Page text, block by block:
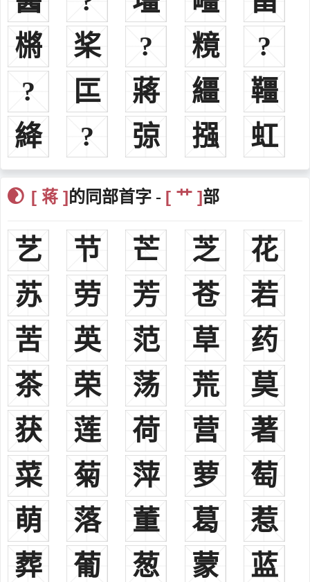
兴，山以东，杨巷、官林一带，不久任婺州刺史。
蒋济扬州楚国平阿，魏关内侯，升迁为太尉
蒋孟冀州刺史。蒋澄长子
蒋直南阳刺史，蒋澄次子
蒋休丹阳刺史。蒋澄三子
蒋政荆南刺史。蒋澄四子
蒋元兖州刺史。蒋澄，五子
蒋子文广陵人，为秣陵尉，并将钟山改名蒋山。
蒋钦九江寿春人也。迁西部都尉，讨越中郎将，迁荡寇将军，召
蒋琬东汉末年，东汉末年零陵郡人，蜀汉进尚书令，迁大将军，
录尚书事，后封为安阳亭侯，接替诸葛亮为丞相。，[5]
蒋少游乐安博昌人。官至前将军、将作大匠，死后赠龙骧将军、
青州刺史
蒋恭刘宋曾任台州刺史。
蒋升南北朝，北周，楚国平阿人。官至东骑大将军、河东郡守
蒋隽唐朝，北洲，官至王府从事中郎、赵兴郡
蒋镇常州义兴人。官至左拾遗、司封员外郎
蒋冽历任礼、吏、户部侍郎，官终尚书左臣。
蒋防江苏义兴人，历官右拾遗，司封员外郎，谏议大夫，右补
阕，加翰林学士，中书舍人。贬汀州刺史，连州刺史，大和二年任袁
州刺史。
蒋乂唐朝，任太常院修撰，贞元中任右拾遗，起居舍人，司勋员
蒋偕唐朝，蒋乂三子，以父荫历任右拾遗，补阕，主客郎中兼史
馆修撰，累任太长少卿，州官等。
蒋伸今宜兴芳庄镇五牧村人，曾任户部侍郎、兵部侍郎。任中书
侍郎，兼兵部尚书。拜为同中书门下平章事。兼刑部尚书、任河中节
㯍
桨 ? 糡
?
?
匞 蔣 繮
韁
絳
? 弶 摾 虹
[ 蒋 ]的同部首字 - [ 艹 ]部
艺 节 芒 芝
花
苏
劳 芳 苍
若
苦
英 范 草
药
茶
荣 荡 荒
莫
获
莲 荷 营
著
菜
菊 萍 萝
萄
萌
落 董 葛
惹
葬
葡 葱 蒙
蓝